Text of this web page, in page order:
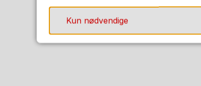
Kun nødvendige